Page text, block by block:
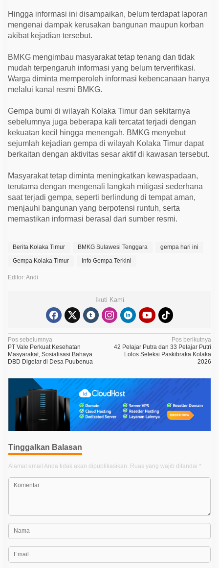
T
e
n
g
a
r
a
Hingga informasi ini disampaikan, belum terdapat laporan
mengenai dampak kerusakan bangunan maupun korban
akibat kejadian tersebut.
BMKG mengimbau masyarakat tetap tenang dan tidak
mudah terpengaruh informasi yang belum terverifikasi.
Warga diminta memperoleh informasi kebencanaan hanya
melalui kanal resmi BMKG.
Gempa bumi di wilayah Kolaka Timur dan sekitarnya
sebelumnya juga beberapa kali tercatat terjadi dengan
kekuatan kecil hingga menengah. BMKG menyebut
sejumlah kejadian gempa di wilayah Kolaka Timur dapat
berkaitan dengan aktivitas sesar aktif di kawasan tersebut.
Masyarakat tetap diminta meningkatkan kewaspadaan,
terutama dengan mengenali langkah mitigasi sederhana
saat terjadi gempa, seperti berlindung di tempat aman,
menjauhi bangunan yang berpotensi runtuh, serta
memastikan informasi berasal dari sumber resmi.
Berita Kolaka Timur BMKG Sulawesi Tenggara
gempa hari ini
Gempa Kolaka Timur
Info Gempa Terkini
Editor: Andi
Ikuti Kami
N
a
v
i
i
p
o
s
Pos sebelumnya
PT Vale Perkuat Kesehatan
Masyarakat, Sosialisasi Bahaya
DBD Digelar di Desa Puubenua
Pos berikutnya
42 Pelajar Putra dan 33 Pelajar Putri
Lolos Seleksi Paskibraka Kolaka
2026
Tinggalkan Balasan
Alamat email Anda tidak akan dipublikasikan. Ruas yang wajib ditandai *